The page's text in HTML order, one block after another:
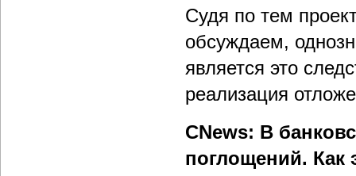
Судя по тем
обсуждаем,
является это
реализация
CNews: В
поглощений. Как